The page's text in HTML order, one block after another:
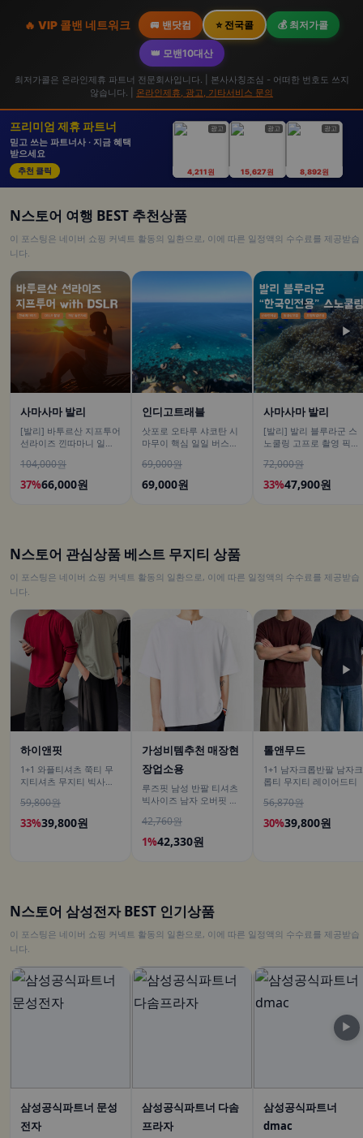
🔥 VIP 콜밴 네트워크 🚐 밴닷컴 ⭐ 전국콜 💰 최저가콜
👑 모밴10대산
최저가콜은 온라인제휴 파트너 전문회사입니다. | 본사사칭조심 - 어떠한 번호도 쓰지
않습니다. | 온라인제휴, 광고, 기타서비스 문의
프리미엄 제휴 파트너
믿고 쓰는 파트너사 · 지금 혜택
받으세요
추천 클릭
광고
4,211원
광고
15,627원
광고
8,892원
N스토어 여행 BEST 추천상품
이 포스팅은 네이버 쇼핑 커넥트 활동의 일환으로, 이에 따른 일정액의 수수료를 제공받습
니다.
사마사마 발리
[발리] 바투르산 지프투어
선라이즈 낀따마니 일출
택시투어
104,000원
37%66,000원
인디고트래블
삿포로 오타루 샤코탄 시
마무이 핵심 일일 버스투
69,000원
69,000원
사마사마 발리
[발리] 발리 블루라군 스
노쿨링 고프로 촬영 픽업
체험 산호 열대어
72,000원
33%47,900원
▶
N스토어 관심상품 베스트 무지티 상품
이 포스팅은 네이버 쇼핑 커넥트 활동의 일환으로, 이에 따른 일정액의 수수료를 제공받습
니다.
하이앤핏
1+1 와플티셔츠 쭉티 무
지티셔츠 무지티 빅사이
59,800원
33%39,800원
가성비템추천 매장현
장업소용
루즈핏 남성 반팔 티셔츠
빅사이즈 남자 오버핏 티
42,760원
1%42,330원
톨앤무드
1+1 남자크롭반팔 남자크
롭티 무지티 레이어드티
56,870원
30%39,800원
▶
N스토어 삼성전자 BEST 인기상품
이 포스팅은 네이버 쇼핑 커넥트 활동의 일환으로, 이에 따른 일정액의 수수료를 제공받습
니다.
삼성공식파트너 문성
전자
삼성공식파트너 다솜
프라자
삼성공식파트너
dmac
▶